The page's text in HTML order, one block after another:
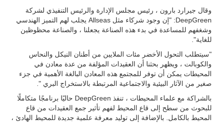
وقال جيرارد بارون ، رئيس مجلس الإدارة والرئيس التنفيذي لشركة
DeepGreen: "إن وجود شركاء مثل Allseas يجلب لهم التميز الهندسي
وشغفهم للمساعدة في بدء هذه الصناعة يجعلنا ، والصناعة محظوظين
للغاية".
"سيتطلب التحول الأخضر مئات الملايين من أطنان النيكل والنحاس
والكوبالت ، ويظهر بحثنا أن العقيدات المؤلفة من عدة معادن في
المحيطات يمكن أن توفر للمجتمع هذه المعادن البالغة الأهمية في جزء
صغير من الآثار البيئية والاجتماعية المرتبطة بالاستخراج البري ".
بالشراكة مع علماء المحيطات ، تنفذ DeepGreen حاليًا برنامجًا متكاملًا
للبحوث من سطح إلى قاع المحيط لفهم تأثير جمع العقيدات من قاع
المحيط بالكامل. بالإضافة إلى توليد معرفة علمية جديدة للمحيط الهادئ ،